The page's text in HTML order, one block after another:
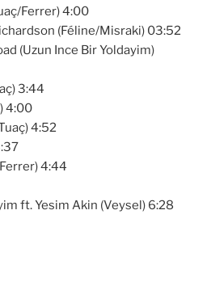
Ferrer) 4:00
(Féline/Misraki) 03:52
(Uzun Ince Bir Yoldayim)
3:44
4:00
4:52
4:44
ft. Yesim Akin (Veysel) 6:28